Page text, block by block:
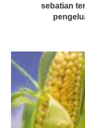
sebatian